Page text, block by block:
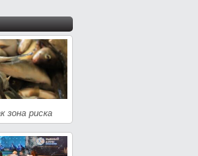
зона риска